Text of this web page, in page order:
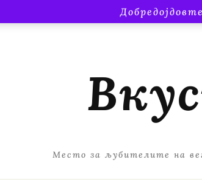
Место за љубителите на